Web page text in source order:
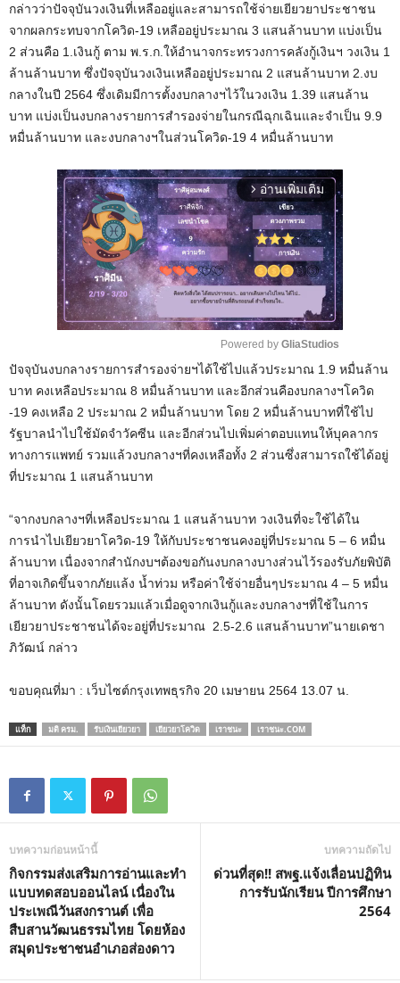
กล่าวว่าปัจจุบันวงเงินที่เหลืออยู่และสามารถใช้จ่ายเยียวยาประชาชน
จากผลกระทบจากโควิด-19 เหลืออยู่ประมาณ 3 แสนล้านบาท แบ่งเป็น
2 ส่วนคือ 1.เงินกู้ ตาม พ.ร.ก.ให้อำนาจกระทรวงการคลังกู้เงินฯ วงเงิน 1
ล้านล้านบาท ซึ่งปัจจุบันวงเงินเหลืออยู่ประมาณ 2 แสนล้านบาท 2.งบ
กลางในปี 2564 ซึ่งเดิมมีการตั้งงบกลางฯไว้ในวงเงิน 1.39 แสนล้าน
บาท แบ่งเป็นงบกลางรายการสำรองจ่ายในกรณีฉุกเฉินและจำเป็น 9.9
หมื่นล้านบาท และงบกลางฯในส่วนโควิด-19 4 หมื่นล้านบาท
arrow_forward_ios อ่านเพิ่มเติม
u
t
e
Powered by GliaStudios
ปัจจุบันงบกลางรายการสำรองจ่ายฯได้ใช้ไปแล้วประมาณ 1.9 หมื่นล้าน
บาท คงเหลือประมาณ 8 หมื่นล้านบาท และอีกส่วนคืองบกลางฯโควิด
-19 คงเหลือ 2 ประมาณ 2 หมื่นล้านบาท โดย 2 หมื่นล้านบาทที่ใช้ไป
รัฐบาลนำไปใช้มัดจำวัคซีน และอีกส่วนไปเพิ่มค่าตอบแทนให้บุคลากร
ทางการแพทย์ รวมแล้วงบกลางฯที่คงเหลือทั้ง 2 ส่วนซึ่งสามารถใช้ได้อยู่
ที่ประมาณ 1 แสนล้านบาท
“จากงบกลางฯที่เหลือประมาณ 1 แสนล้านบาท วงเงินที่จะใช้ได้ใน
การนำไปเยียวยาโควิด-19 ให้กับประชาชนคงอยู่ที่ประมาณ 5 – 6 หมื่น
ล้านบาท เนื่องจากสำนักงบฯต้องขอกันงบกลางบางส่วนไว้รองรับภัยพิบัติ
ที่อาจเกิดขึ้นจากภัยแล้ง น้ำท่วม หรือค่าใช้จ่ายอื่นๆประมาณ 4 – 5 หมื่น
ล้านบาท ดังนั้นโดยรวมแล้วเมื่อดูจากเงินกู้และงบกลางฯที่ใช้ในการ
เยียวยาประชาชนได้จะอยู่ที่ประมาณ 2.5-2.6 แสนล้านบาท”นายเดชา
ภิวัฒน์ กล่าว
ขอบคุณที่มา : เว็บไซต์กรุงเทพธุรกิจ 20 เมษายน 2564 13.07 น.
แท็ก มติ ครม. รับเงินเยียวยา เยียวยาโควิด เราชนะ เราชนะ.COM
บทความก่อนหน้านี้
กิจกรรมส่งเสริมการอ่านและทำ
แบบทดสอบออนไลน์ เนื่องใน
ประเพณีวันสงกรานต์ เพื่อ
สืบสานวัฒนธรรมไทย โดยห้อง
สมุดประชาชนอำเภอส่องดาว
บทความถัดไป
ด่วนที่สุด!! สพฐ.แจ้งเลื่อนปฏิทิน
การรับนักเรียน ปีการศึกษา
2564